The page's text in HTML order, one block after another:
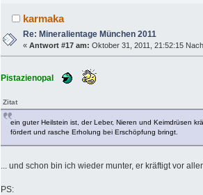
karmaka
Re: Mineralientage München 2011
«Antwort #17 am: Oktober 31, 2011, 21:52:15
Pistazienopal
Zitat
ein guter Heilstein ist, der Leber, Nieren und Keimdrüsen
fördert und rasche Erholung bei Erschöpfung bringt.
... und schon bin ich wieder munter, er kräftigt vor
PS: